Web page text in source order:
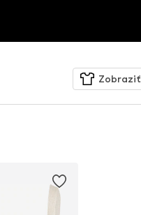
Zobraziť